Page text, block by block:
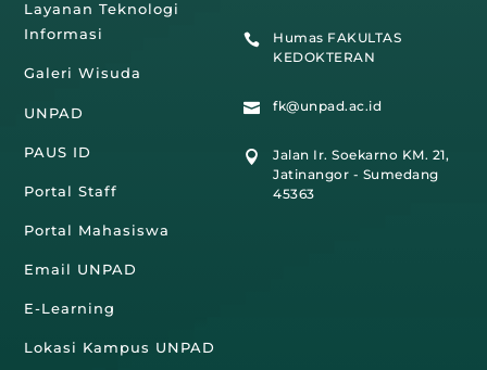
Layanan Teknologi
Informasi
Galeri Wisuda
UNPAD
PAUS ID
Portal Staff
Portal Mahasiswa
Email UNPAD
E-Learning
Lokasi Kampus UNPAD

Humas FAKULTAS
KEDOKTERAN
 fk@unpad.ac.id

Jalan Ir. Soekarno KM. 21,
Jatinangor - Sumedang
45363